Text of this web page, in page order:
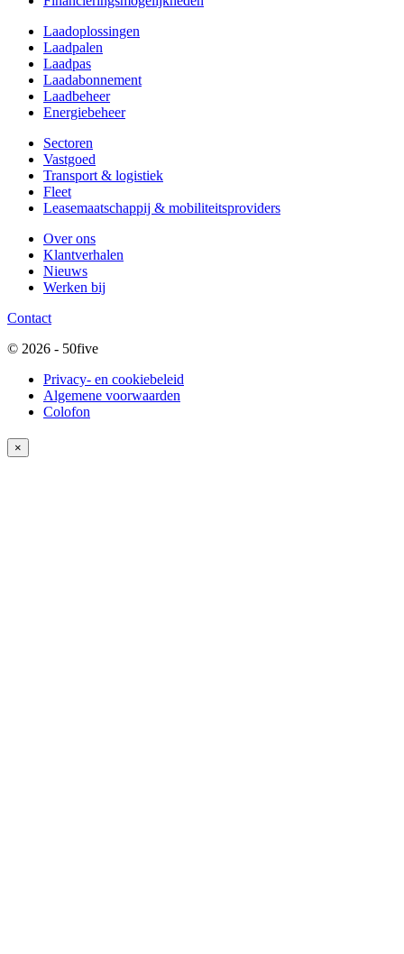
Laadoplossingen
Laadpalen
Laadpas
Laadabonnement
Laadbeheer
Energiebeheer
Sectoren
Vastgoed
Transport & logistiek
Fleet
Leasemaatschappij & mobiliteitsproviders
Over ons
Klantverhalen
Nieuws
Werken bij
Contact
© 2026 - 50five
Privacy- en cookiebeleid
Algemene voorwaarden
Colofon
×